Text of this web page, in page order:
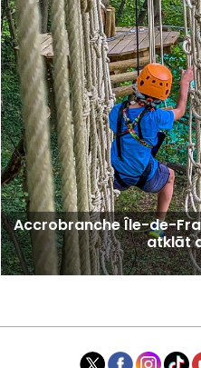
Accrobranche Île-de-
atklāt